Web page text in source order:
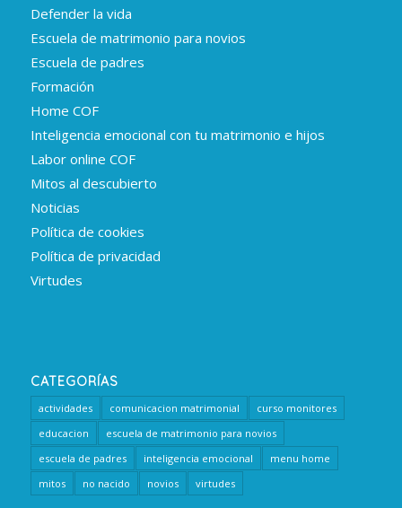
Defender la vida
Escuela de matrimonio para novios
Escuela de padres
Formación
Home COF
Inteligencia emocional con tu matrimonio e hijos
Labor online COF
Mitos al descubierto
Noticias
Política de cookies
Política de privacidad
Virtudes
CATEGORÍAS
actividades comunicacion matrimonial
curso monitores
educacion
escuela de matrimonio para novios
escuela de padres
inteligencia emocional
menu home
mitos
no nacido novios virtudes